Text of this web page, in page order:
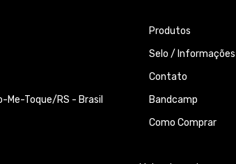
Me-Toque/RS - Brasil
Produtos
Selo / Informações
Contato
Bandcamp
Como Comprar